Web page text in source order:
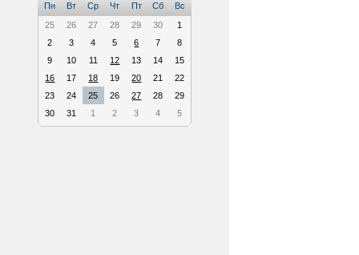
Пн Вт Ср Чт Пт Сб
Вс
25
26 27 28 29 30
1
2
3 4 5 6 7
8
9
10 11 12 13 14
15
16
17 18 19 20 21
22
23
24 25 26 27 28
29
30
31 1 2 3 4 5